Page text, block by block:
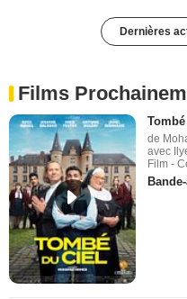
Dernières
Films
de
avec
Film -